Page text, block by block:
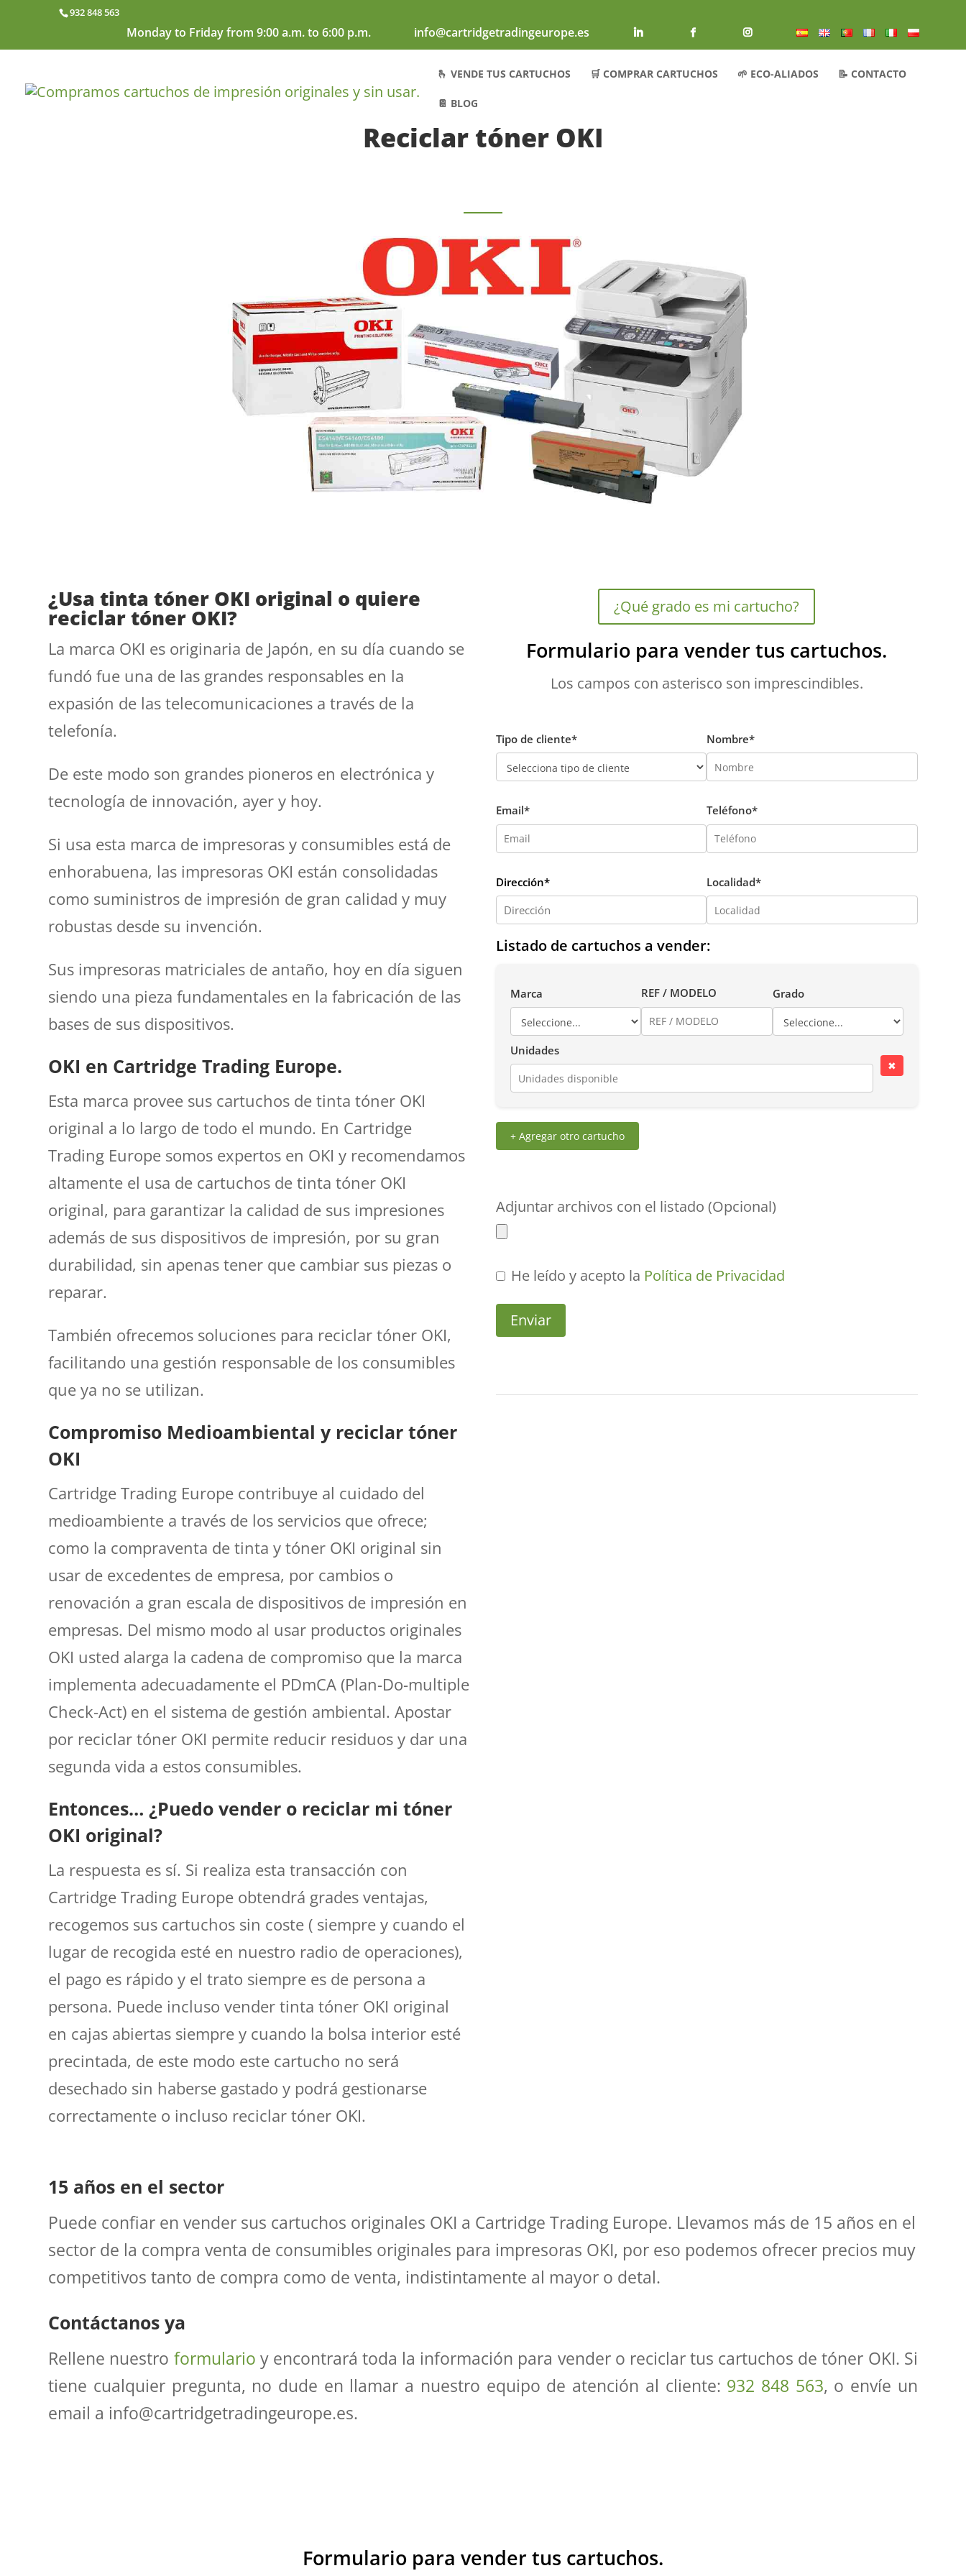
932 848 563
Monday to Friday from 9:00 a.m. to 6:00 p.m. info@cartridgetradingeurope.es
🫰 VENDE TUS CARTUCHOS 🛒 COMPRAR CARTUCHOS 🌱 ECO-ALIADOS 📝 CONTACTO
📔 BLOG
Reciclar tóner OKI
¿Usa tinta tóner OKI original o quiere
reciclar tóner OKI?
La marca OKI es originaria de Japón, en su día cuando se
fundó fue una de las grandes responsables en la
expasión de las telecomunicaciones a través de la
telefonía.
De este modo son grandes pioneros en electrónica y
tecnología de innovación, ayer y hoy.
Si usa esta marca de impresoras y consumibles está de
enhorabuena, las impresoras OKI están consolidadas
como suministros de impresión de gran calidad y muy
robustas desde su invención.
Sus impresoras matriciales de antaño, hoy en día siguen
siendo una pieza fundamentales en la fabricación de las
bases de sus dispositivos.
OKI en Cartridge Trading Europe.
Esta marca provee sus cartuchos de tinta tóner OKI
original a lo largo de todo el mundo. En Cartridge
Trading Europe somos expertos en OKI y recomendamos
altamente el usa de cartuchos de tinta tóner OKI
original, para garantizar la calidad de sus impresiones
además de sus dispositivos de impresión, por su gran
durabilidad, sin apenas tener que cambiar sus piezas o
reparar.
También ofrecemos soluciones para reciclar tóner OKI,
facilitando una gestión responsable de los consumibles
que ya no se utilizan.
Compromiso Medioambiental y reciclar tóner
OKI
Cartridge Trading Europe contribuye al cuidado del
medioambiente a través de los servicios que ofrece;
como la compraventa de tinta y tóner OKI original sin
usar de excedentes de empresa, por cambios o
renovación a gran escala de dispositivos de impresión en
empresas. Del mismo modo al usar productos originales
OKI usted alarga la cadena de compromiso que la marca
implementa adecuadamente el PDmCA (Plan-Do-multiple
Check-Act) en el sistema de gestión ambiental. Apostar
por reciclar tóner OKI permite reducir residuos y dar una
segunda vida a estos consumibles.
Entonces… ¿Puedo vender o reciclar mi tóner
OKI original?
La respuesta es sí. Si realiza esta transacción con
Cartridge Trading Europe obtendrá grades ventajas,
recogemos sus cartuchos sin coste ( siempre y cuando el
lugar de recogida esté en nuestro radio de operaciones),
el pago es rápido y el trato siempre es de persona a
persona. Puede incluso vender tinta tóner OKI original
en cajas abiertas siempre y cuando la bolsa interior esté
precintada, de este modo este cartucho no será
desechado sin haberse gastado y podrá gestionarse
correctamente o incluso reciclar tóner OKI.
¿Qué grado es mi cartucho?
Formulario para vender tus cartuchos.
Los campos con asterisco son imprescindibles.
Tipo de cliente* Nombre*
Email* Teléfono*
Dirección* Localidad*
Listado de cartuchos a vender:
Marca REF / MODELO Grado
Unidades
✖
+ Agregar otro cartucho
Adjuntar archivos con el listado (Opcional)
He leído y acepto la Política de Privacidad
Enviar
15 años en el sector
Puede confiar en vender sus cartuchos originales OKI a Cartridge Trading Europe. Llevamos más de 15 años en el
sector de la compra venta de consumibles originales para impresoras OKI, por eso podemos ofrecer precios muy
competitivos tanto de compra como de venta, indistintamente al mayor o detal.
Contáctanos ya
Rellene nuestro formulario y encontrará toda la información para vender o reciclar tus cartuchos de tóner OKI. Si
tiene cualquier pregunta, no dude en llamar a nuestro equipo de atención al cliente: 932 848 563, o envíe un
email a info@cartridgetradingeurope.es.
Formulario para vender tus cartuchos.